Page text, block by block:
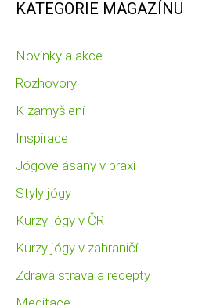
KATEGORIE MAGAZÍNU
Novinky a akce
Rozhovory
K zamyšlení
Inspirace
Jógové ásany v praxi
Styly jógy
Kurzy jógy v ČR
Kurzy jógy v zahraničí
Zdravá strava a recepty